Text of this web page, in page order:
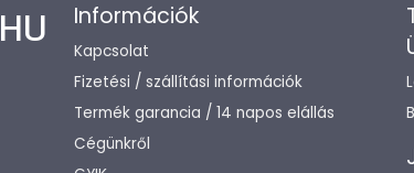
HU Információk
Kapcsolat
Fizetési / szállítási információk
Termék garancia / 14 napos elállás
Cégünkről